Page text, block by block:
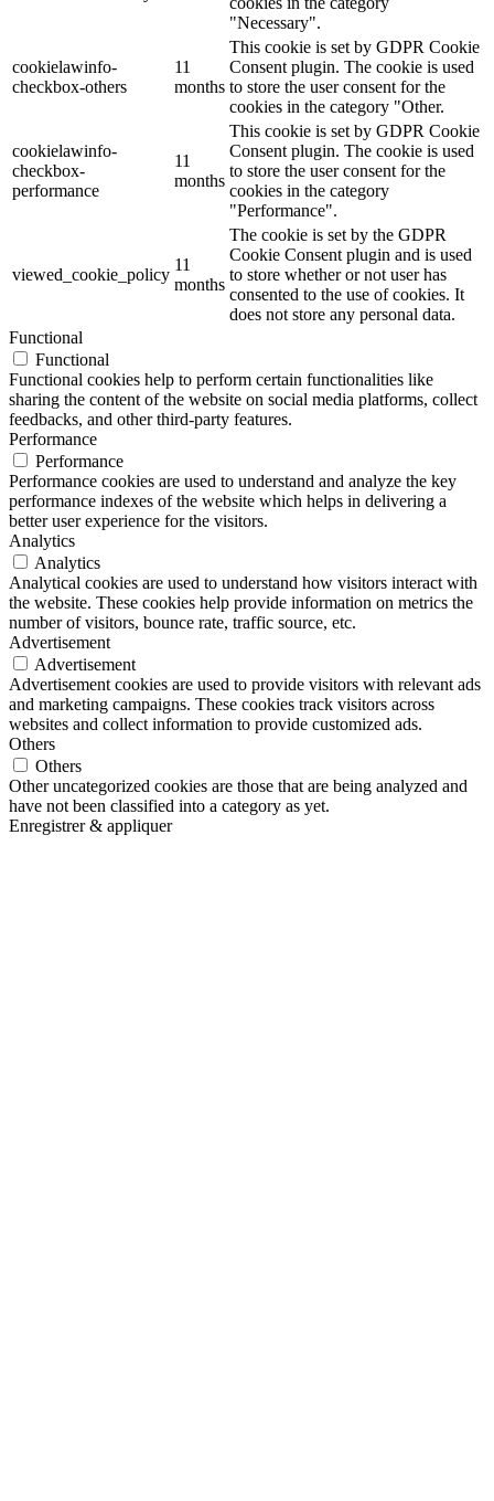
"Necessary".
cookielawinfo-
checkbox-others
11
months
This cookie is set by GDPR Cookie
Consent plugin. The cookie is used
to store the user consent for the
cookies in the category "Other.
cookielawinfo-
checkbox-
performance
11
months
This cookie is set by GDPR Cookie
Consent plugin. The cookie is used
to store the user consent for the
cookies in the category
"Performance".
viewed_cookie_policy
11
months
The cookie is set by the GDPR
Cookie Consent plugin and is used
to store whether or not user has
consented to the use of cookies. It
does not store any personal data.
Functional
Functional
Functional cookies help to perform certain functionalities like
sharing the content of the website on social media platforms, collect
feedbacks, and other third-party features.
Performance
Performance
Performance cookies are used to understand and analyze the key
performance indexes of the website which helps in delivering a
better user experience for the visitors.
Analytics
Analytics
Analytical cookies are used to understand how visitors interact with
the website. These cookies help provide information on metrics the
number of visitors, bounce rate, traffic source, etc.
Advertisement
Advertisement
Advertisement cookies are used to provide visitors with relevant ads
and marketing campaigns. These cookies track visitors across
websites and collect information to provide customized ads.
Others
Others
Other uncategorized cookies are those that are being analyzed and
have not been classified into a category as yet.
Enregistrer & appliquer